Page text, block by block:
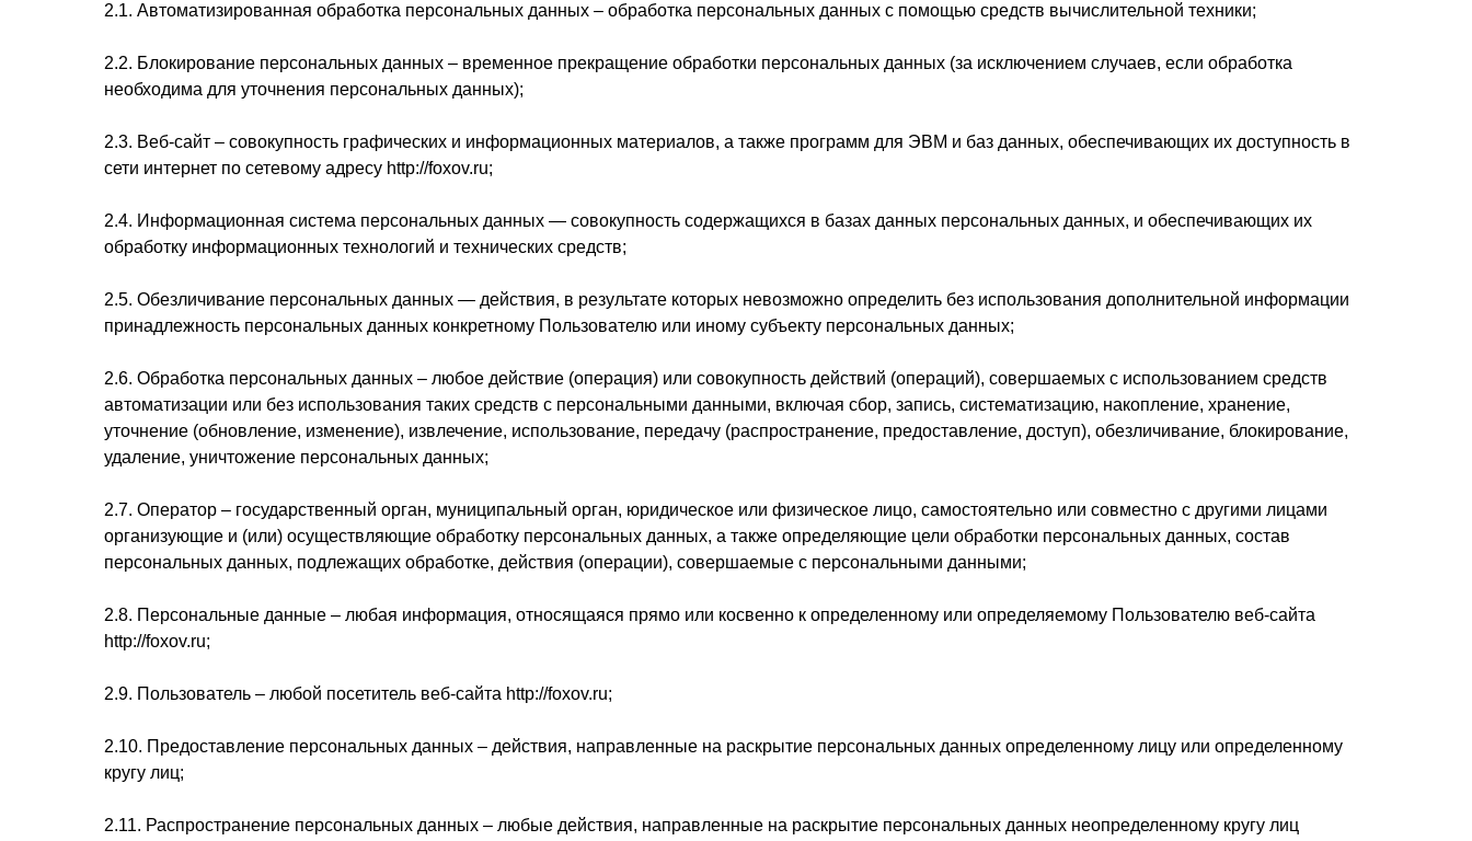
2.1. Автоматизированная обработка персональных данных – обработка персональных данных с помощью средств вычислительной техники;
2.2. Блокирование персональных данных – временное прекращение обработки персональных данных (за исключением случаев, если обработка
необходима для уточнения персональных данных);
2.3. Веб-сайт – совокупность графических и информационных материалов, а также программ для ЭВМ и баз данных, обеспечивающих их доступность в
сети интернет по сетевому адресу http://foxov.ru;
2.4. Информационная система персональных данных — совокупность содержащихся в базах данных персональных данных, и обеспечивающих их
обработку информационных технологий и технических средств;
2.5. Обезличивание персональных данных — действия, в результате которых невозможно определить без использования дополнительной информации
принадлежность персональных данных конкретному Пользователю или иному субъекту персональных данных;
2.6. Обработка персональных данных – любое действие (операция) или совокупность действий (операций), совершаемых с использованием средств
автоматизации или без использования таких средств с персональными данными, включая сбор, запись, систематизацию, накопление, хранение,
уточнение (обновление, изменение), извлечение, использование, передачу (распространение, предоставление, доступ), обезличивание, блокирование,
удаление, уничтожение персональных данных;
2.7. Оператор – государственный орган, муниципальный орган, юридическое или физическое лицо, самостоятельно или совместно с другими лицами
организующие и (или) осуществляющие обработку персональных данных, а также определяющие цели обработки персональных данных, состав
персональных данных, подлежащих обработке, действия (операции), совершаемые с персональными данными;
2.8. Персональные данные – любая информация, относящаяся прямо или косвенно к определенному или определяемому Пользователю веб-сайта
http://foxov.ru;
2.9. Пользователь – любой посетитель веб-сайта http://foxov.ru;
2.10. Предоставление персональных данных – действия, направленные на раскрытие персональных данных определенному лицу или определенному
кругу лиц;
2.11. Распространение персональных данных – любые действия, направленные на раскрытие персональных данных неопределенному кругу лиц